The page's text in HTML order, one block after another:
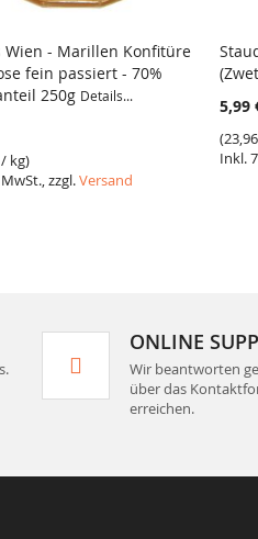
Wien - Marillen Konfitüre
fein passiert - 70%
250g Details...
/ kg)
zzgl.Versand
5,99
(
Inkl.
ONLINE
Wir beantworten
über das
erreichen.